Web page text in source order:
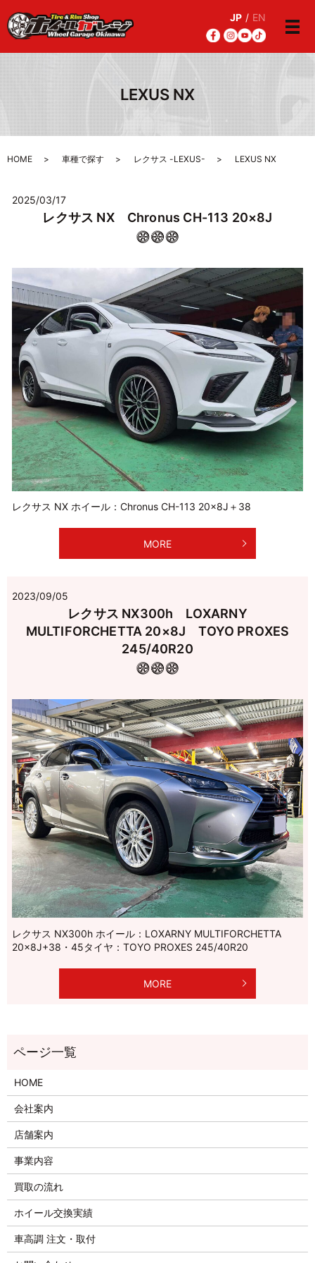
JP / EN
メ
LEXUS NX
HOME 車種で探す レクサス -LEXUS- LEXUS NX
2025/03/17
レクサス NX Chronus CH-113 20×8J
レクサス NX ホイール：Chronus CH-113 20×8J＋38
MORE
2023/09/05
レクサス NX300h LOXARNY
MULTIFORCHETTA 20×8J TOYO PROXES
245/40R20
レクサス NX300h ホイール：LOXARNY MULTIFORCHETTA
20×8J+38・45タイヤ：TOYO PROXES 245/40R20
MORE
HOME
会社案内
店舗案内
事業内容
買取の流れ
ホイール交換実績
車高調 注文・取付